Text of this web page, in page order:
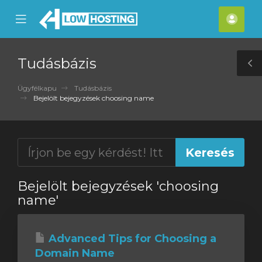
Mobile
Menu
Fiók
Tudásbázis
Ügyfélkapu
Tudásbázis
Bejelölt bejegyzések choosing name
Bejelölt bejegyzések 'choosing
name'
Advanced Tips for Choosing a
Domain Name